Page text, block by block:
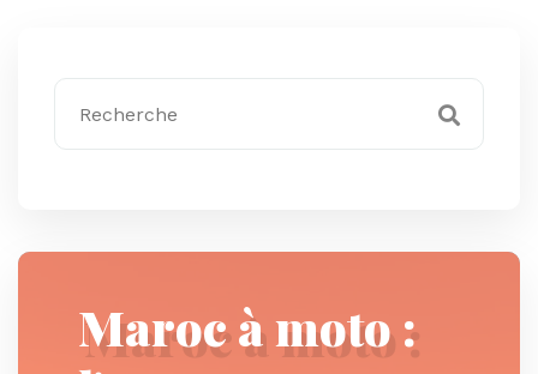
Maroc à moto :